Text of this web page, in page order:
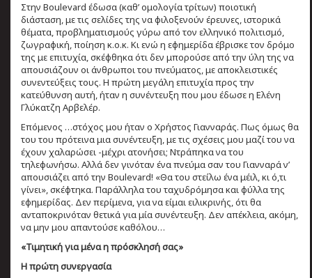
Στην Boulevard έδωσα (καθ’ ομολογία τρίτων) ποιοτική
διάσταση, με τις σελίδες της να φιλοξενούν έρευνες, ιστορικά
θέματα, προβληματισμούς γύρω από τον ελληνικό πολιτισμό,
ζωγραφική, ποίηση κ.ο.κ. Κι ενώ η εφημερίδα έβρισκε τον δρόμο
της με επιτυχία, σκέφθηκα ότι δεν μπορούσε από την ύλη της να
απουσιάζουν οι άνθρωποι του πνεύματος, με αποκλειστικές
συνεντεύξεις τους. Η πρώτη μεγάλη επιτυχία προς την
κατεύθυνση αυτή, ήταν η συνέντευξη που μου έδωσε η Ελένη
Γλύκατζη Αρβελέρ.
Επόμενος …στόχος μου ήταν ο Χρήστος Γιανναράς. Πως όμως θα
του του πρότεινα μια συνέντευξη, με τις σχέσεις μου μαζί του να
έχουν χαλαρώσει -μέχρι ατονήσει; Ντράπηκα να του
τηλεφωνήσω. Αλλά δεν γινόταν ένα πνεύμα σαν του Γιανναρά ν’
απουσιάζει από την Boulevard! «Θα του στείλω ένα μέιλ, κι ό,τι
γίνει», σκέφτηκα. Παράλληλα του ταχυδρόμησα και φύλλα της
εφημερίδας. Δεν περίμενα, για να είμαι ειλικρινής, ότι θα
ανταποκρινόταν θετικά για μία συνέντευξη. Δεν απέκλεια, ακόμη,
να μην μου απαντούσε καθόλου…
«Τιμητική για μένα η πρόσκλησή σας»
Η πρώτη συνεργασία